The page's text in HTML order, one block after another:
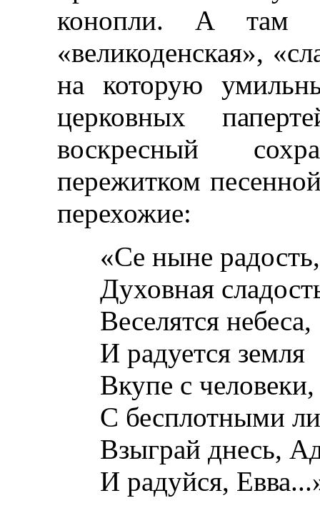
конопли. А там
«великоденская»,
на которую
церковных
воскресный
пережитком
перехожие:
«Се ныне радость,
Духовная
Веселятся небеса,
И радуется земля
Вкупе с человеки,
С бесплотными
Взыграй днесь,
И радуйся,